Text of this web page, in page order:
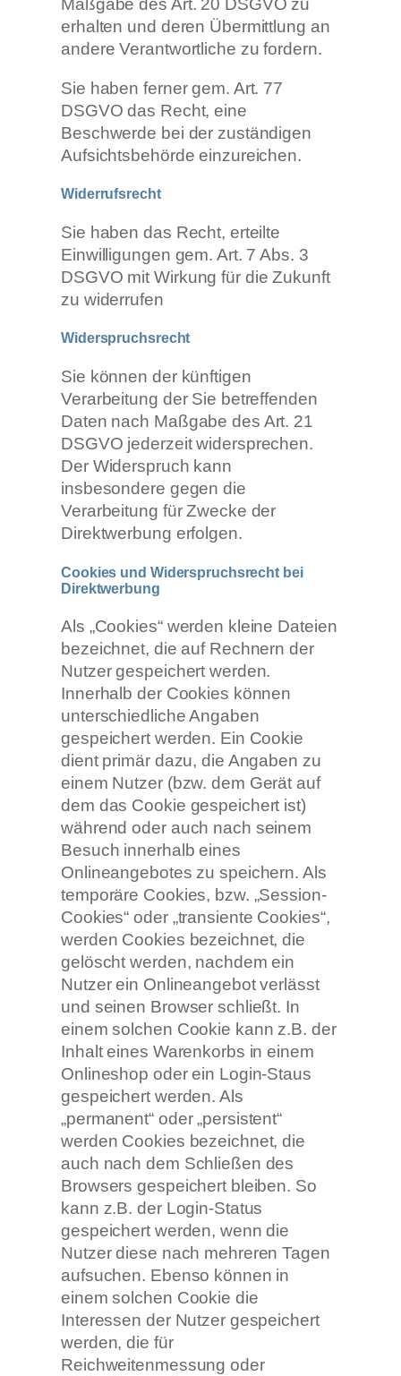
Maßgabe des Art. 20 DSGVO zu
erhalten und deren Übermittlung an
andere Verantwortliche zu fordern.
Sie haben ferner gem. Art. 77
DSGVO das Recht, eine
Beschwerde bei der zuständigen
Aufsichtsbehörde einzureichen.
Widerrufsrecht
Sie haben das Recht, erteilte
Einwilligungen gem. Art. 7 Abs. 3
DSGVO mit Wirkung für die Zukunft
zu widerrufen
Widerspruchsrecht
Sie können der künftigen
Verarbeitung der Sie betreffenden
Daten nach Maßgabe des Art. 21
DSGVO jederzeit widersprechen.
Der Widerspruch kann
insbesondere gegen die
Verarbeitung für Zwecke der
Direktwerbung erfolgen.
Cookies und Widerspruchsrecht bei
Direktwerbung
Als „Cookies“ werden kleine Dateien
bezeichnet, die auf Rechnern der
Nutzer gespeichert werden.
Innerhalb der Cookies können
unterschiedliche Angaben
gespeichert werden. Ein Cookie
dient primär dazu, die Angaben zu
einem Nutzer (bzw. dem Gerät auf
dem das Cookie gespeichert ist)
während oder auch nach seinem
Besuch innerhalb eines
Onlineangebotes zu speichern. Als
temporäre Cookies, bzw. „Session-
Cookies“ oder „transiente Cookies“,
werden Cookies bezeichnet, die
gelöscht werden, nachdem ein
Nutzer ein Onlineangebot verlässt
und seinen Browser schließt. In
einem solchen Cookie kann z.B. der
Inhalt eines Warenkorbs in einem
Onlineshop oder ein Login-Staus
gespeichert werden. Als
„permanent“ oder „persistent“
werden Cookies bezeichnet, die
auch nach dem Schließen des
Browsers gespeichert bleiben. So
kann z.B. der Login-Status
gespeichert werden, wenn die
Nutzer diese nach mehreren Tagen
aufsuchen. Ebenso können in
einem solchen Cookie die
Interessen der Nutzer gespeichert
werden, die für
Reichweitenmessung oder